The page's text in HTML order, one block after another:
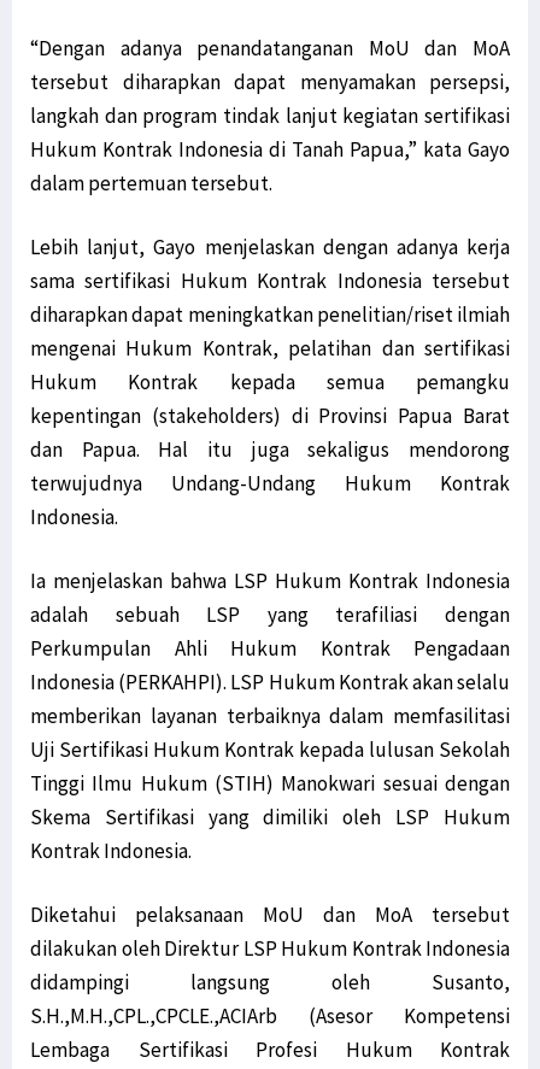
“Dengan adanya penandatanganan MoU dan MoA
tersebut diharapkan dapat menyamakan persepsi,
langkah dan program tindak lanjut kegiatan sertifikasi
Hukum Kontrak Indonesia di Tanah Papua,” kata Gayo
dalam pertemuan tersebut.
Lebih lanjut, Gayo menjelaskan dengan adanya kerja
sama sertifikasi Hukum Kontrak Indonesia tersebut
diharapkan dapat meningkatkan penelitian/riset ilmiah
mengenai Hukum Kontrak, pelatihan dan sertifikasi
Hukum Kontrak kepada semua pemangku
kepentingan (stakeholders) di Provinsi Papua Barat
dan Papua. Hal itu juga sekaligus mendorong
terwujudnya Undang-Undang Hukum Kontrak
Indonesia.
Ia menjelaskan bahwa LSP Hukum Kontrak Indonesia
adalah sebuah LSP yang terafiliasi dengan
Perkumpulan Ahli Hukum Kontrak Pengadaan
Indonesia (PERKAHPI). LSP Hukum Kontrak akan selalu
memberikan layanan terbaiknya dalam memfasilitasi
Uji Sertifikasi Hukum Kontrak kepada lulusan Sekolah
Tinggi Ilmu Hukum (STIH) Manokwari sesuai dengan
Skema Sertifikasi yang dimiliki oleh LSP Hukum
Kontrak Indonesia.
Diketahui pelaksanaan MoU dan MoA tersebut
dilakukan oleh Direktur LSP Hukum Kontrak Indonesia
didampingi langsung oleh Susanto,
S.H.,M.H.,CPL.,CPCLE.,ACIArb (Asesor Kompetensi
Lembaga Sertifikasi Profesi Hukum Kontrak